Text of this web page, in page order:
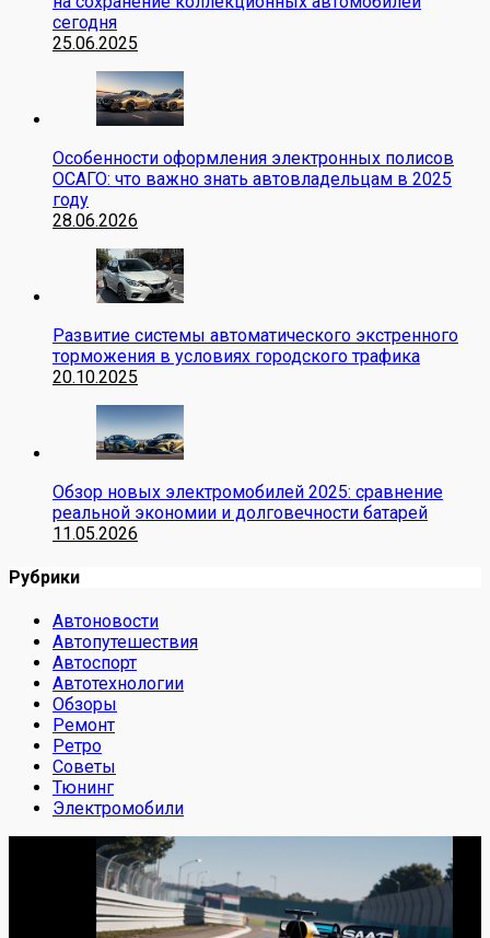
сегодня
25.06.2025
Особенности оформления электронных полисов
ОСАГО: что важно знать автовладельцам в 2025
году
28.06.2026
Развитие системы автоматического экстренного
торможения в условиях городского трафика
20.10.2025
Обзор новых электромобилей 2025: сравнение
реальной экономии и долговечности батарей
11.05.2026
Рубрики
Автоновости
Автопутешествия
Автоспорт
Автотехнологии
Обзоры
Ремонт
Ретро
Советы
Тюнинг
Электромобили